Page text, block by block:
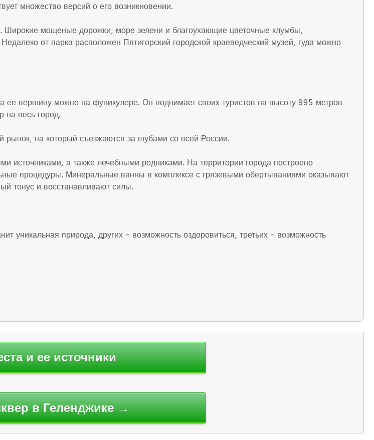
множество версий о его возникновении.
Широкие мощеные дорожки, море зелени и благоухающие цветочные клумбы,
от парка расположен Пятигорский городской краеведческий музей, гуда можно
ее вершину можно на фуникулере. Он поднимает своих туристов на высоту 995 метров
на весь город.
рынок, на который съезжаются за шубами со всей России.
источниками, а также лечебными родниками. На территории города построено
процедуры. Минеральные ванны в комплексе с грязевыми обертываниями оказывают
тонус и восстанавливают силы.
природа, других – возможность оздоровиться, третьих – возможность
в Геленджике →
и ее источники